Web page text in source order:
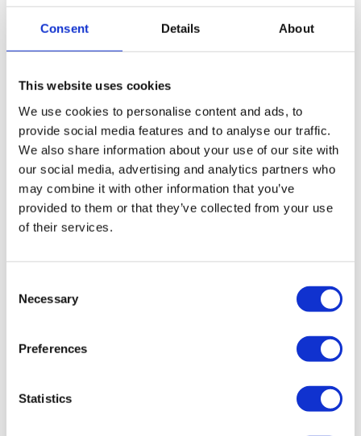
Consent Details About
This website uses cookies
We use cookies to personalise content and ads, to
provide social media features and to analyse our traffic.
We also share information about your use of our site with
our social media, advertising and analytics partners who
may combine it with other information that you’ve
provided to them or that they’ve collected from your use
of their services.
Selection
Necessary
Preferences
Statistics
neuroróżnorodną przyszłość